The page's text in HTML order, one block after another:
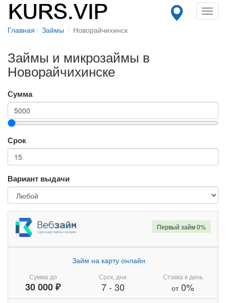
Главная Займы Новорайчихинск
Займы и микрозаймы в
Новорайчихинске
Сумма
Срок
Вариант выдачи
Сумма до
30 000 ₽
Займ на карту онлайн
Срок, дни
7- 30
Ставка в день
от0%
Первый займ 0%